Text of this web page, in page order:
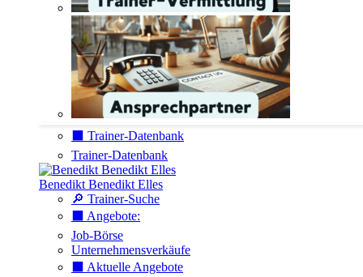
⬛️ Trainer-Datenbank
Trainer-Datenbank
Benedikt Benedikt Elles
🔎 Trainer-Suche
⬛️ Angebote:
Job-Börse
Unternehmensverkäufe
⬛️ Aktuelle Angebote